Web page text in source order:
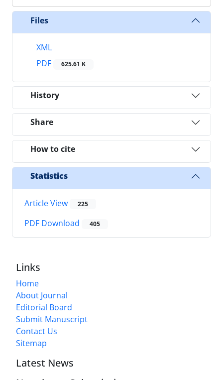
Files
XML
PDF
625.61 K
History
Share
How to cite
Statistics
Article View 225
PDF Download 405
Links
Home
About Journal
Editorial Board
Submit Manuscript
Contact Us
Sitemap
Latest News